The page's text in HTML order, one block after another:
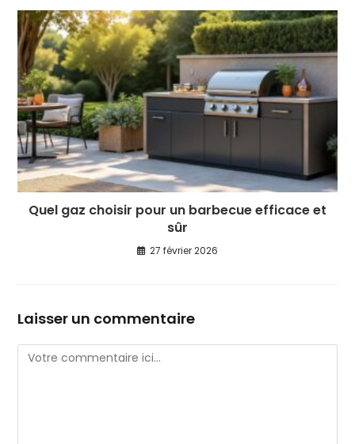
Quel gaz choisir pour un barbecue efficace et
sûr
27 février 2026
Laisser un commentaire